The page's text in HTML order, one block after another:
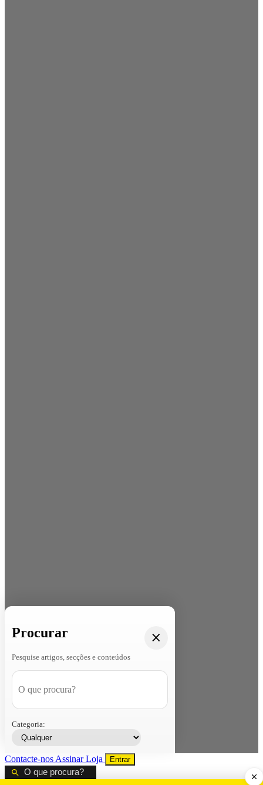
Procurar
Pesquise artigos, secções e conteúdos
Categoria:
Contacte-nos AssinarLoja Entrar